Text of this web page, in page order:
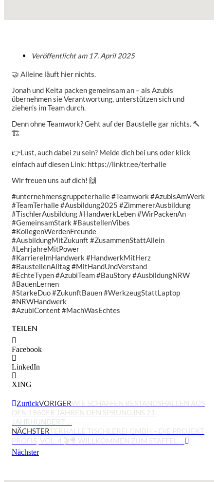
Veröffentlicht am 17. April 2025
🤝 Alleine läuft hier nichts.
Jonah und Keita packen gemeinsam an – als Azubis
übernehmen sie Verantwortung, unterstützen sich und
ziehen’s im Team durch.
Denn ohne Teamwork? Geht auf der Baustelle gar nichts. 🔨
🏗️
👉Lust, auch dabei zu sein? Melde dich bei uns oder klick
einfach auf diesen Link: https://linktr.ee/terhalle
Wir freuen uns auf dich! 🙌
#unternehmensgruppeterhalle #Teamwork #AzubisAmWerk
#TeamTerhalle #Ausbildung2025 #ZimmererAusbildung
#TischlerAusbildung #HandwerkLeben #WirPackenAn
#GemeinsamStark #BaustellenVibes
#KollegenWerdenFreunde
#AusbildungMitZukunft #ZusammenStattAllein
#LehrjahreMitPower
#KarriereImHandwerk #HandwerkMitHerz
#BaustellenAlltag #MitHandUndVerstand
#EchteTypen #AzubiTeam #BauStory #AusbildungNRW
#BauenLernen
#StarkeDuo #ZukunftBauen #WerkzeugStattLaptop
#NRWHandwerk
#AzubiContent #MachWasEchtes
TEILEN
Facebook
LinkedIn
XING
ZurückVORIGERWIE SCHAFFEN BESTANDSHALLEN AUS
DEN 1960ER JAHREN DEN SPRUNG INS 21.
JAHRHUNDERT …
NÄCHSTERTERHALLE TISCHLEREI GMBH – DIE PROJEKT
PROFIS, VOL. 4 🎬🎥 WILLKOMMEN ZUM STAFFEL …
Nächster